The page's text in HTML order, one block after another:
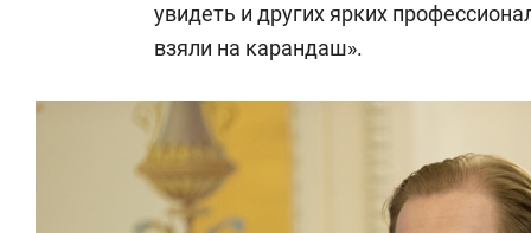
увидеть и других ярких
взяли на карандаш».